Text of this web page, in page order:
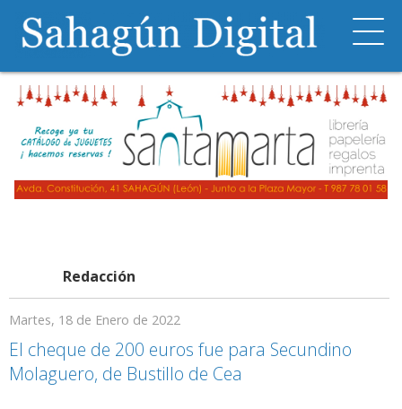
Redacción
Martes, 18 de Enero de 2022
El cheque de 200 euros fue para Secundino
Molaguero, de Bustillo de Cea